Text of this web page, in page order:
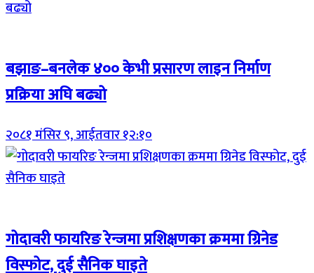
बझाङ–बनलेक ४०० केभी प्रसारण लाइन निर्माण
प्रक्रिया अघि बढ्यो
२०८१ मंसिर ९, आईतवार १२:१०
गोदावरी फायरिङ रेन्जमा प्रशिक्षणका क्रममा ग्रिनेड
विस्फोट, दुई सैनिक घाइते